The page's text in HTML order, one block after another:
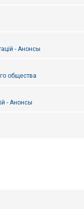
- Анонсы
общества
- Анонсы